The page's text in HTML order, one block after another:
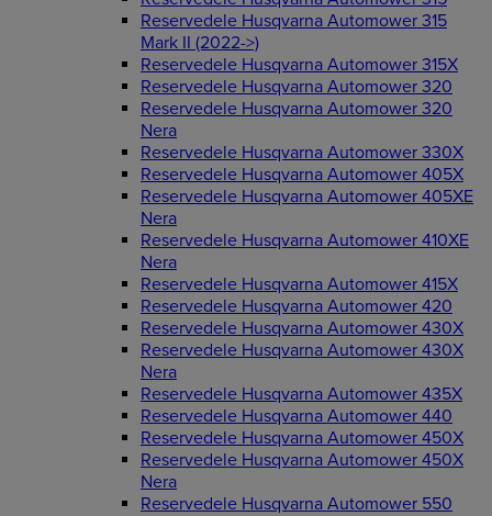
Reservedele Husqvarna Automower 315
Mark II (2022->)
Reservedele Husqvarna Automower 315X
Reservedele Husqvarna Automower 320
Reservedele Husqvarna Automower 320
Nera
Reservedele Husqvarna Automower 330X
Reservedele Husqvarna Automower 405X
Reservedele Husqvarna Automower 405XE
Nera
Reservedele Husqvarna Automower 410XE
Nera
Reservedele Husqvarna Automower 415X
Reservedele Husqvarna Automower 420
Reservedele Husqvarna Automower 430X
Reservedele Husqvarna Automower 430X
Nera
Reservedele Husqvarna Automower 435X
Reservedele Husqvarna Automower 440
Reservedele Husqvarna Automower 450X
Reservedele Husqvarna Automower 450X
Nera
Reservedele Husqvarna Automower 550